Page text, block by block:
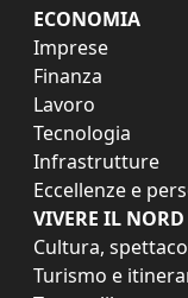
ECONOMIA
Imprese
Finanza
Lavoro
Tecnologia
Infrastrutture
Eccellenze e
VIVERE IL NORD
Cultura,
Turismo e